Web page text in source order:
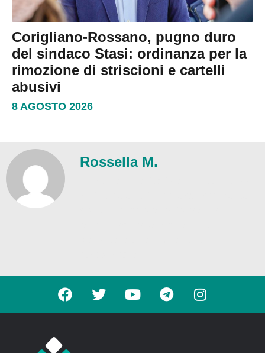
Corigliano-Rossano, pugno duro
del sindaco Stasi: ordinanza per la
rimozione di striscioni e cartelli
abusivi
8 AGOSTO 2026
Rossella M.